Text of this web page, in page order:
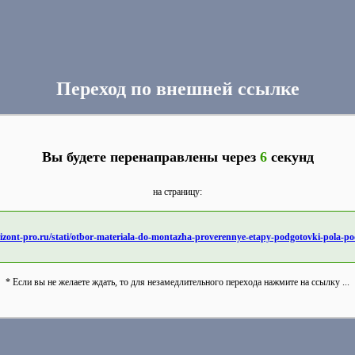
Переход по внешней ссылке
Вы будете перенаправлены через 6секунд
на страницу:
pro.ru/stati/otbor-materiala-do-montazha-proverennye-etapy-podgotovki-pola-
* Если вы не желаете ждать, то для незамедлительного перехода нажмите на ссылку ...